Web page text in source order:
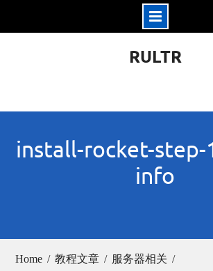
RULTR
install-rocket-step-
info
Home 教程文章
服务器相关